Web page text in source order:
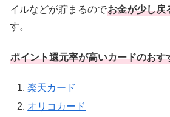
イルなどが貯まるのでお金が少し戻
す。
ポイント還元率が高いカードのおす
楽天カード
オリコカード